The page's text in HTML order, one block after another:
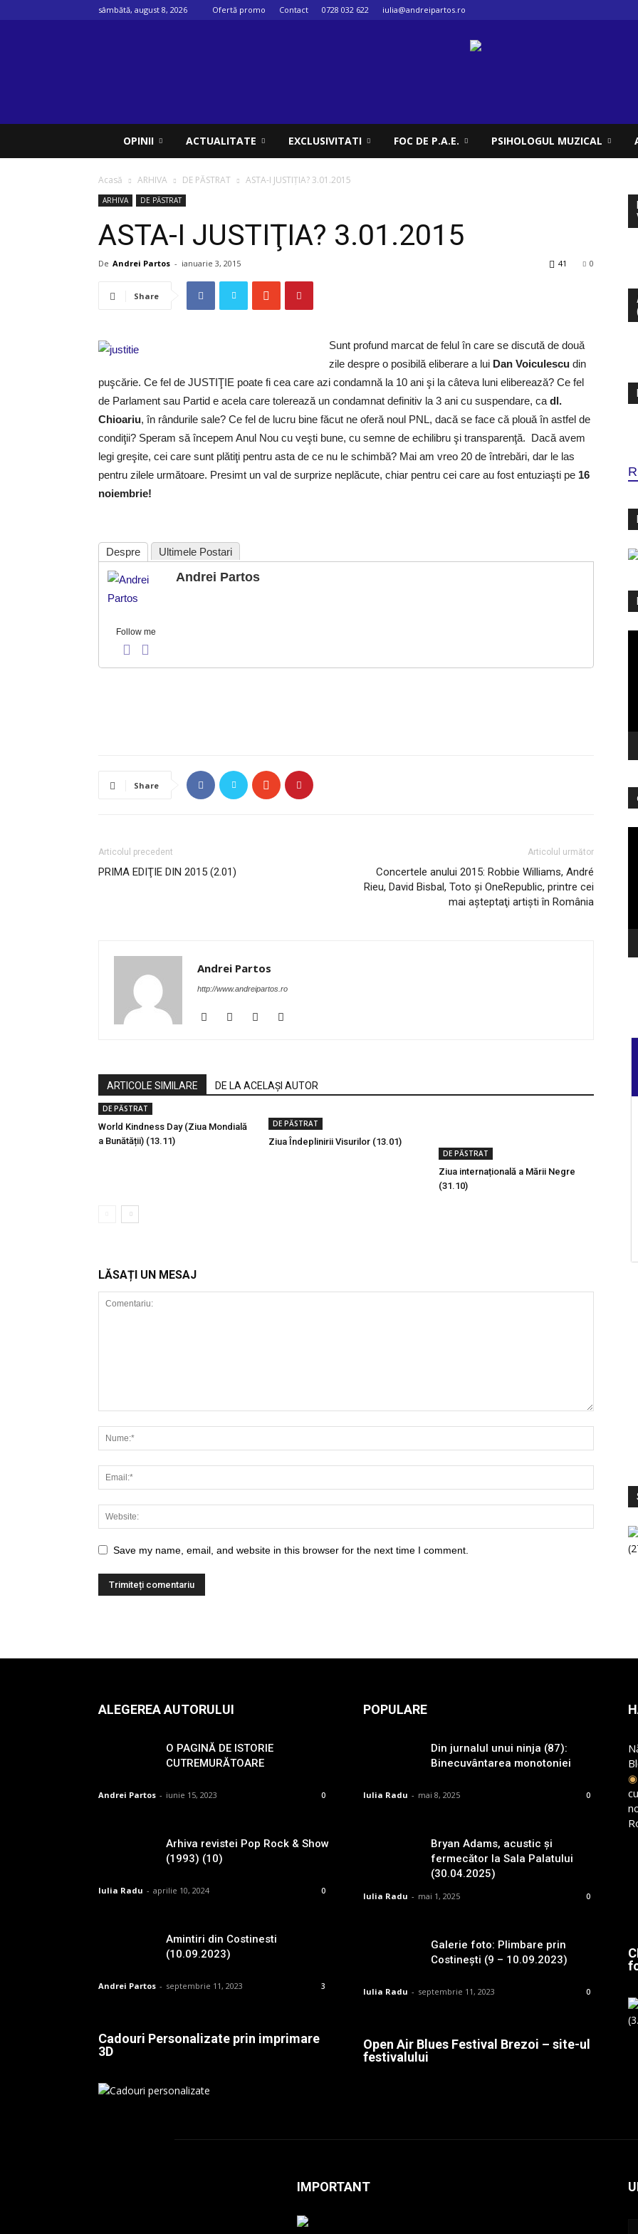
sâmbătă, august 8, 2026 Ofertă promo Contact 0728 032 622 iulia@andreipartos.ro
OPINII ACTUALITATE EXCLUSIVITATI FOC DE P.A.E. PSIHOLOGUL MUZICAL
Acasă ARHIVA DE PĂSTRAT ASTA-I JUSTIŢIA? 3.01.2015
ARHIVA DE PĂSTRAT
ASTA-I JUSTIŢIA? 3.01.2015
De Andrei Partos - ianuarie 3, 2015 0
41
Share
Sunt profund marcat de felul în care se discută de două
zile despre o posibilă eliberare a lui Dan Voiculescu din
puşcărie. Ce fel de JUSTIŢIE poate fi cea care azi condamnă la 10 ani şi la câteva luni eliberează? Ce fel
de Parlament sau Partid e acela care tolerează un condamnat definitiv la 3 ani cu suspendare, ca dl.
Chioariu, în rândurile sale? Ce fel de lucru bine făcut ne oferă noul PNL, dacă se face că plouă în astfel de
condiţii? Speram să începem Anul Nou cu veşti bune, cu semne de echilibru şi transparenţă. Dacă avem
legi greşite, cei care sunt plătiţi pentru asta de ce nu le schimbă? Mai am vreo 20 de întrebări, dar le las
pentru zilele următoare. Presimt un val de surprize neplăcute, chiar pentru cei care au fost entuziaşti pe 16
noiembrie!
Despre Ultimele Postari
Follow me
Andrei Partos
Share
Articolul precedent
PRIMA EDIŢIE DIN 2015 (2.01)
Articolul următor
Concertele anului 2015: Robbie Williams, André
Rieu, David Bisbal, Toto şi OneRepublic, printre cei
mai aşteptaţi artişti în România
Andrei Partos
http://www.andreipartos.ro
ARTICOLE SIMILARE DE LA ACELAȘI AUTOR
DE PĂSTRAT
World Kindness Day (Ziua Mondială
a Bunătății) (13.11)
DE PĂSTRAT
Ziua Îndeplinirii Visurilor (13.01)
DE PĂSTRAT
Ziua internațională a Mării Negre
(31.10)
LĂSAȚI UN MESAJ
Save my name, email, and website in this browser for the next time I comment.
ALEGEREA AUTORULUI
O PAGINĂ DE ISTORIE
CUTREMURĂTOARE
Andrei Partos - iunie 15, 2023 0
Arhiva revistei Pop Rock & Show
(1993) (10)
Iulia Radu - aprilie 10, 2024 0
Amintiri din Costinesti
(10.09.2023)
Andrei Partos - septembrie 11, 2023 3
Cadouri Personalizate prin imprimare
3D
POPULARE
Din jurnalul unui ninja (87):
Binecuvântarea monotoniei
Iulia Radu - mai 8, 2025 0
Bryan Adams, acustic și
fermecător la Sala Palatului
(30.04.2025)
Iulia Radu - mai 1, 2025 0
Galerie foto: Plimbare prin
Costinești (9 – 10.09.2023)
Iulia Radu - septembrie 11, 2023 0
Open Air Blues Festival Brezoi – site-ul
festivalului
◉
IMPORTANT